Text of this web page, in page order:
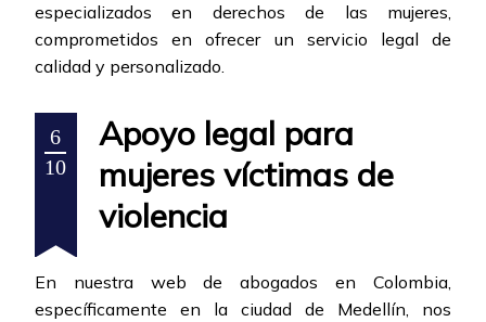
especializados en derechos de las mujeres,
comprometidos en ofrecer un servicio legal de
calidad y personalizado.
6
10
Apoyo legal para
mujeres víctimas de
violencia
En nuestra web de abogados en Colombia,
específicamente en la ciudad de Medellín, nos